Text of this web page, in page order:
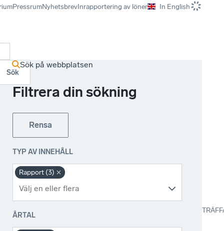
PressrumNyhetsbrevInrapportering av löner In English
Sök på webbplatsen
Filtrera din sökning
Rensa
TYP AV INNEHÅLL
Rapport (3)
ÅRTAL
Sök